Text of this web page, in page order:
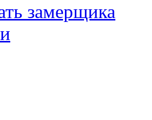
замерщика